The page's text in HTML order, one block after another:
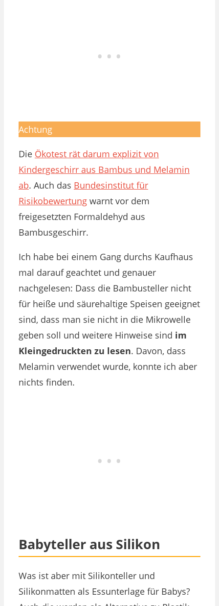
Achtung
Die Ökotest rät darum explizit von
Kindergeschirr aus Bambus und Melamin
ab. Auch das Bundesinstitut für
Risikobewertung warnt vor dem
freigesetzten Formaldehyd aus
Bambusgeschirr.
Ich habe bei einem Gang durchs Kaufhaus
mal darauf geachtet und genauer
nachgelesen: Dass die Bambusteller nicht
für heiße und säurehaltige Speisen geeignet
sind, dass man sie nicht in die Mikrowelle
geben soll und weitere Hinweise sind im
Kleingedruckten zu lesen. Davon, dass
Melamin verwendet wurde, konnte ich aber
nichts finden.
Babyteller aus Silikon
Was ist aber mit Silikonteller und
Silikonmatten als Essunterlage für Babys?